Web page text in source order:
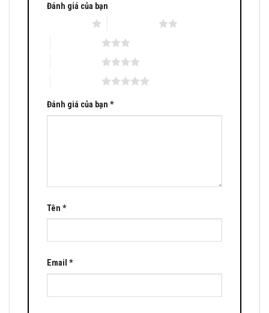
Đánh giá của bạn
Đánh giá của bạn *
Tên *
Email *